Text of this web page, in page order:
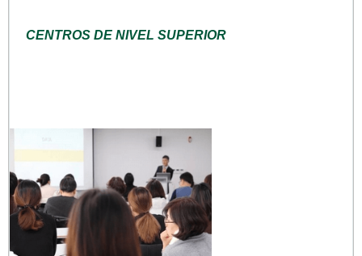
CENTROS DE NIVEL SUPERIOR